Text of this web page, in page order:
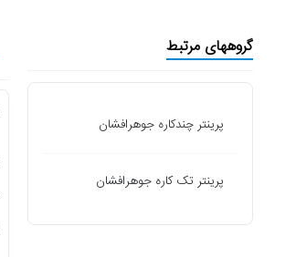
گروههای مرتبط
پرینتر چندکاره جوهرافشان
پرینتر تک کاره جوهرافشان